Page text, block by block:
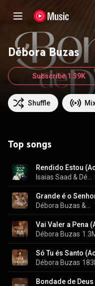
Débora Buzas
Shuffle
Subscribe 1.39K
Top songs
Rendido Estou
Grande é o
Vai Valer a Pena
Débora Buzas
Só Tu és Santo
Débora Buzas
Bondade de